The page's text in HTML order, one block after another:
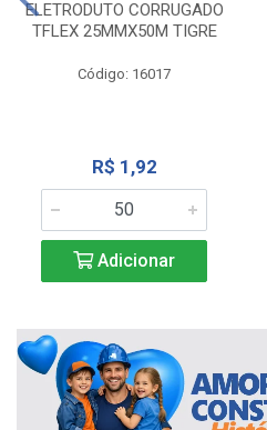
ELETRODUTO CORRUGADO
TFLEX 25MMX50M TIGRE
Código: 16017
R$ 1,92
Adicionar